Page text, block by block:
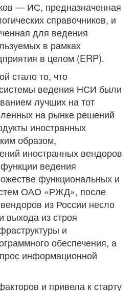
— ИС, предназначенная
справочников, и
для ведения
в рамках
в целом (ERP).
стало то, что
ведения НСИ были
лучших на тот
на рынке решений
иностранных
образом,
иностранных вендоров
ведения
функциональных и
ОАО «РЖД», после
из России несло
выхода из строя
и
обеспечения, а
информационной
и привела к старту